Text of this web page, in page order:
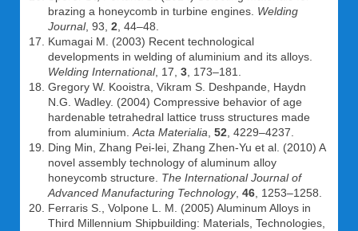
brazing a honeycomb in turbine engines. Welding
Journal, 93, 2 , 44–48.
Kumagai M. (2003) Recent technological
developments in welding of aluminium and its alloys.
Welding International, 17, 3 , 173–181.
Gregory W. Kooistra, Vikram S. Deshpande, Haydn
N.G. Wadley. (2004) Compressive behavior of age
hardenable tetrahedral lattice truss structures made
from aluminium. Acta Materialia 52 , 4229–4237.
Ding Min, Zhang Pei-lei, Zhang Zhen-Yu et al. (2010) A
novel assembly technology of aluminum alloy
honeycomb structure. The International Journal of
Advanced Manufacturing Technology, 46 , 1253–1258.
Ferraris S., Volpone L. M. (2005) Aluminum Alloys in
Third Millennium Shipbuilding: Materials, Technologies,